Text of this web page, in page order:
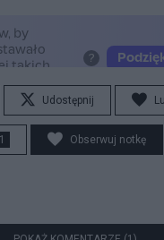
Udostępnij
1 Obserwuj notkę